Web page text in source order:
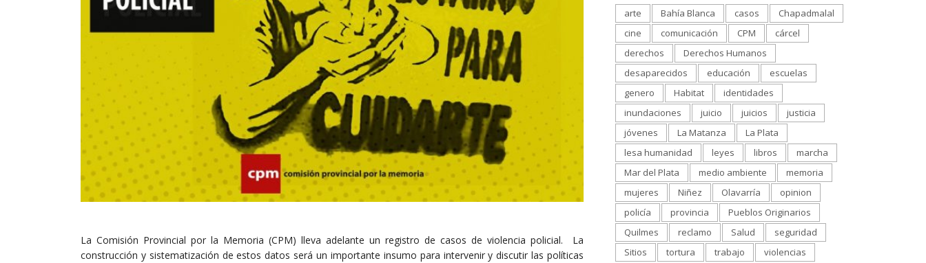
La Comisión Provincial por la Memoria (CPM) lleva adelante un registro de casos de violencia policial. La
construcción y sistematización de estos datos será un importante insumo para intervenir y discutir las políticas
arte Bahía Blanca casos
Chapadmalal
cine
comunicación CPM
cárcel
derechos
Derechos Humanos
desaparecidos
educación
escuelas
genero
Habitat
identidades
inundaciones
juicio juicios
justicia
jóvenes
La Matanza
La Plata
lesa humanidad
leyes libros
marcha
Mar del Plata
medio ambiente
memoria
mujeres
Niñez Olavarría
opinion
policía
provincia
Pueblos Originarios
Quilmes
reclamo Salud
seguridad
Sitios
tortura trabajo violencias